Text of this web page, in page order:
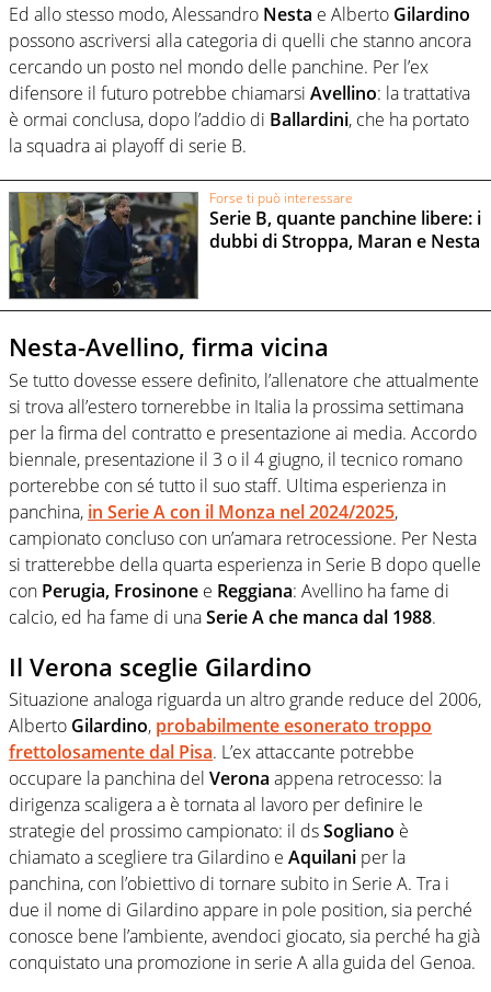
Ed allo stesso modo, Alessandro Nesta e Alberto Gilardino
possono ascriversi alla categoria di quelli che stanno ancora
cercando un posto nel mondo delle panchine. Per l’ex
difensore il futuro potrebbe chiamarsi Avellino: la trattativa
è ormai conclusa, dopo l’addio di Ballardini, che ha portato
la squadra ai playoff di serie B.
Forse ti può interessare
Serie B, quante panchine libere: i
dubbi di Stroppa, Maran e Nesta
Nesta-Avellino, firma vicina
Se tutto dovesse essere definito, l’allenatore che attualmente
si trova all’estero tornerebbe in Italia la prossima settimana
per la firma del contratto e presentazione ai media. Accordo
biennale, presentazione il 3 o il 4 giugno, il tecnico romano
porterebbe con sé tutto il suo staff. Ultima esperienza in
panchina, in Serie A con il Monza nel 2024/2025,
campionato concluso con un’amara retrocessione. Per Nesta
si tratterebbe della quarta esperienza in Serie B dopo quelle
con Perugia, Frosinone e Reggiana: Avellino ha fame di
calcio, ed ha fame di unaSerie A che manca dal 1988.
Il Verona sceglie Gilardino
Situazione analoga riguarda un altro grande reduce del 2006,
Alberto Gilardino, probabilmente esonerato troppo
frettolosamente dal Pisa. L’ex attaccante potrebbe
occupare la panchina del Verona appena retrocesso: la
dirigenza scaligera a è tornata al lavoro per definire le
strategie del prossimo campionato: il dsSogliano è
chiamato a scegliere tra Gilardino e Aquilani per la
panchina, con l’obiettivo di tornare subito in Serie A. Tra i
due il nome di Gilardino appare in pole position, sia perché
conosce bene l’ambiente, avendoci giocato, sia perché ha già
conquistato una promozione in serie A alla guida del Genoa.